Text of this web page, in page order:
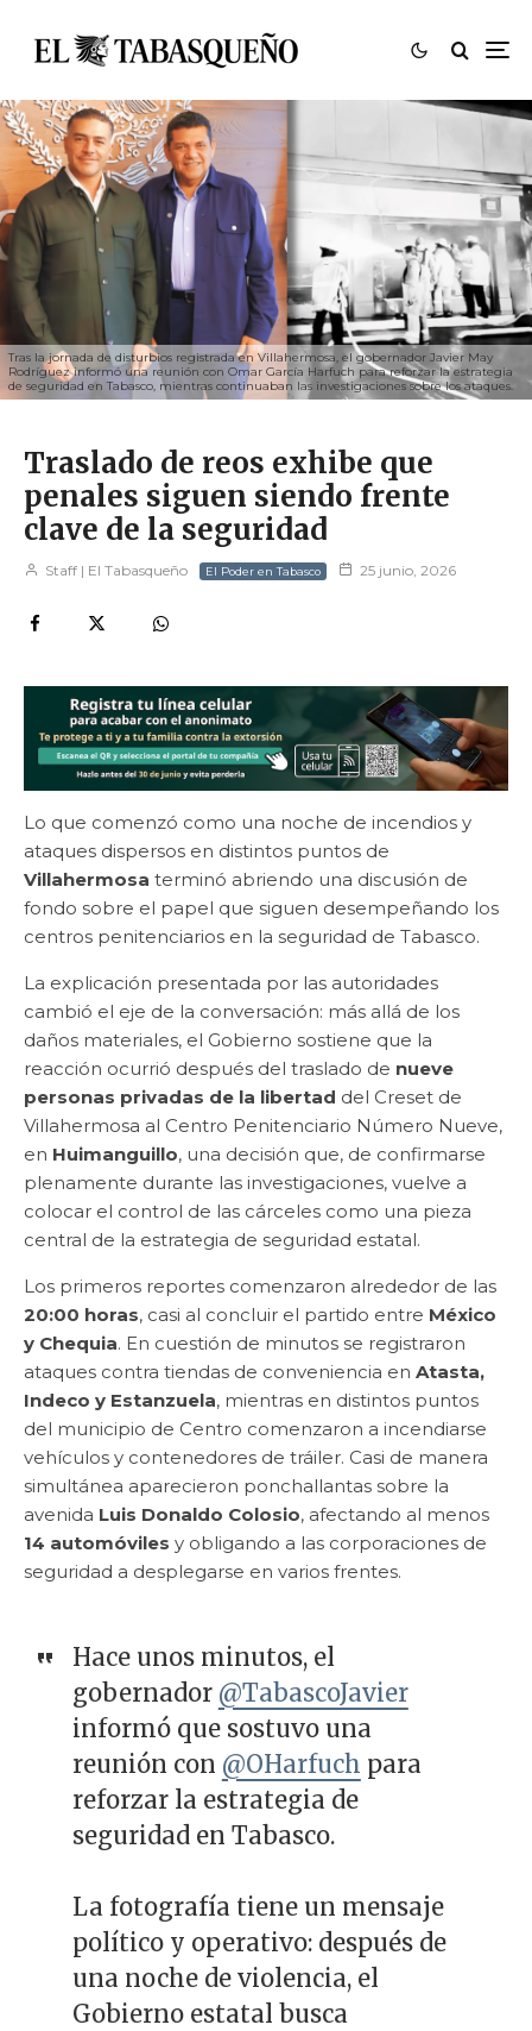
Tras la jornada de disturbios registrada en Villahermosa, el gobernador Javier May
Rodríguez informó una reunión con Omar García Harfuch para reforzar la estrategia
de seguridad en Tabasco, mientras continuaban las investigaciones sobre los ataques.
Traslado de reos exhibe que
penales siguen siendo frente
clave de la seguridad
Staff | El Tabasqueño El Poder en Tabasco 25 junio, 2026
Lo que comenzó como una noche de incendios y
ataques dispersos en distintos puntos de
Villahermosa terminó abriendo una discusión de
fondo sobre el papel que siguen desempeñando los
centros penitenciarios en la seguridad de Tabasco.
La explicación presentada por las autoridades
cambió el eje de la conversación: más allá de los
daños materiales, el Gobierno sostiene que la
reacción ocurrió después del traslado de nueve
personas privadas de la libertad del Creset de
Villahermosa al Centro Penitenciario Número Nueve,
en Huimanguillo, una decisión que, de confirmarse
plenamente durante las investigaciones, vuelve a
colocar el control de las cárceles como una pieza
central de la estrategia de seguridad estatal.
Los primeros reportes comenzaron alrededor de las
20:00 horas, casi al concluir el partido entre México
y Chequia. En cuestión de minutos se registraron
ataques contra tiendas de conveniencia en Atasta,
Indeco y Estanzuela, mientras en distintos puntos
del municipio de Centro comenzaron a incendiarse
vehículos y contenedores de tráiler. Casi de manera
simultánea aparecieron ponchallantas sobre la
avenida Luis Donaldo Colosio, afectando al menos
14 automóviles y obligando a las corporaciones de
seguridad a desplegarse en varios frentes.
Hace unos minutos, el
gobernador @TabascoJavier
informó que sostuvo una
reunión con @OHarfuch para
reforzar la estrategia de
seguridad en Tabasco.
La fotografía tiene un mensaje
político y operativo: después de
una noche de violencia, el
Gobierno estatal busca